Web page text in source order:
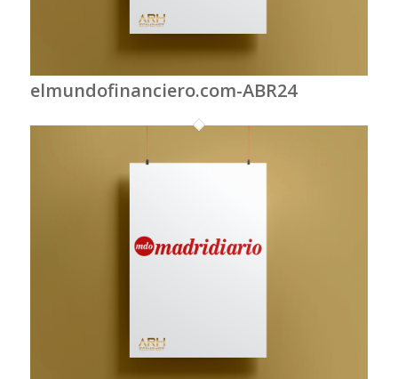
elmundofinanciero.com-ABR24